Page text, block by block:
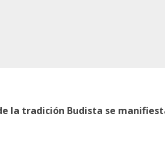
la tradición Budista se